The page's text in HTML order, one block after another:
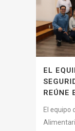
EL
REÚNE
El equipo